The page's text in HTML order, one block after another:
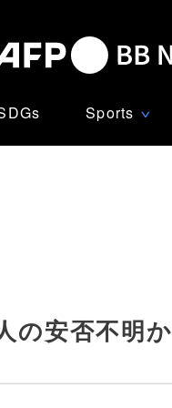
Sports ∨
の安否不明か